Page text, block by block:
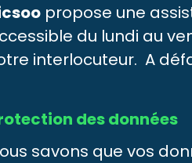
propose une
du lundi au
interlocuteur. A
des données
savons que vos